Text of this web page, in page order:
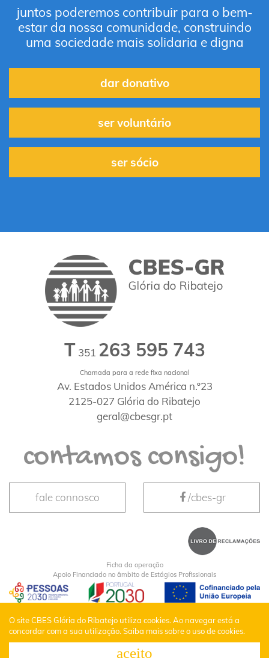
juntos poderemos contribuir para o bem-
estar da nossa comunidade, construindo
uma sociedade mais solidaria e digna
dar donativo
ser voluntário
ser sócio
T 351 263 595 743
Chamada para a rede fixa nacional
Av. Estados Unidos América n.º23
2125-027 Glória do Ribatejo
geral@cbesgr.pt
contamos consigo!
fale connosco /cbes-gr
Ficha da operação
Apoio Financiado no âmbito de Estágios Profissionais
CBES Glória do Ribatejo © Todos os Direitos
Reservados |Política de Privacidade
O site CBES Glória do Ribatejo utiliza cookies. Ao navegar está a
concordar com a sua utilização. Saiba mais sobre o uso de cookies.
aceito